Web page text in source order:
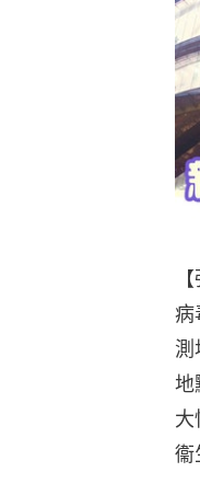
病
測
地
大
衞